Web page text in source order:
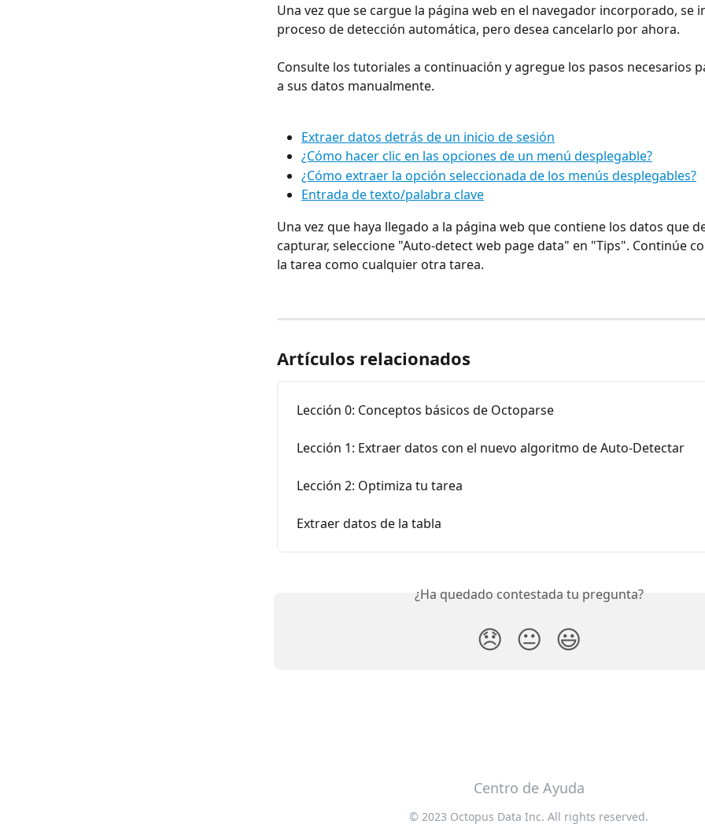
Una vez que se cargue la página web en el navegador incorporado, se
proceso de detección automática, pero desea cancelarlo por ahora.
Consulte los tutoriales a continuación y agregue los pasos necesarios
a sus datos manualmente.
Extraer datos detrás de un inicio de sesión
¿Cómo hacer clic en las opciones de un menú desplegable?
¿Cómo extraer la opción seleccionada de los menús desplegables?
Entrada de texto/palabra clave
Una vez que haya llegado a la página web que contiene los datos que
capturar, seleccione "Auto-detect web page data" en "Tips". Continúe
la tarea como cualquier otra tarea.
Artículos relacionados
Lección 0: Conceptos básicos de Octoparse
Lección 1: Extraer datos con el nuevo algoritmo de Auto-Detectar
Lección 2: Optimiza tu tarea
Extraer datos de la tabla
¿Ha quedado contestada tu pregunta?
😞 😐 😃
Centro de Ayuda
© 2023 Octopus Data Inc. All rights reserved.